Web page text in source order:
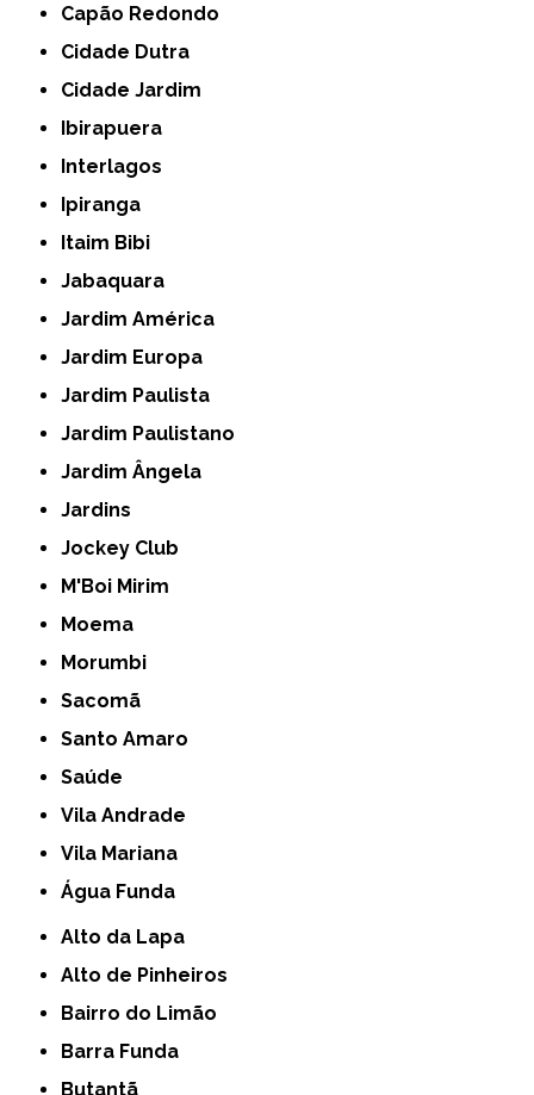
Capão Redondo
Cidade Dutra
Cidade Jardim
Ibirapuera
Interlagos
Ipiranga
Itaim Bibi
Jabaquara
Jardim América
Jardim Europa
Jardim Paulista
Jardim Paulistano
Jardim Ângela
Jardins
Jockey Club
M'Boi Mirim
Moema
Morumbi
Sacomã
Santo Amaro
Saúde
Vila Andrade
Vila Mariana
Água Funda
Alto da Lapa
Alto de Pinheiros
Bairro do Limão
Barra Funda
Butantã